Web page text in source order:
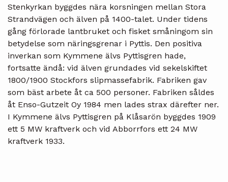
Stenkyrkan byggdes nära korsningen mellan Stora
Strandvägen och älven på 1400-talet. Under tidens
gång förlorade lantbruket och fisket småningom sin
betydelse som näringsgrenar i Pyttis. Den positiva
inverkan som Kymmene älvs Pyttisgren hade,
fortsatte ändå: vid älven grundades vid sekelskiftet
1800/1900 Stockfors slipmassefabrik. Fabriken gav
som bäst arbete åt ca 500 personer. Fabriken såldes
åt Enso-Gutzeit Oy 1984 men lades strax därefter ner.
I Kymmene älvs Pyttisgren på Klåsarön byggdes 1909
ett 5 MW kraftverk och vid Abborrfors ett 24 MW
kraftverk 1933.